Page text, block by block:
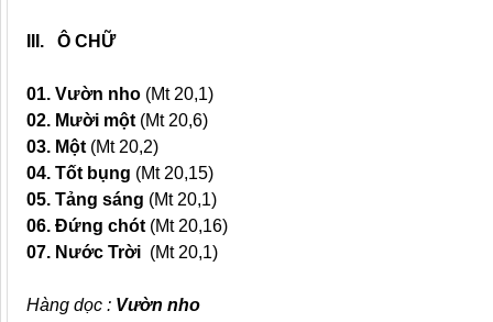
III. Ô CHỮ
01. Vườn nho (Mt 20,1)
02. Mười một (Mt 20,6)
03. Một (Mt 20,2)
04. Tốt bụng (Mt 20,15)
05. Tảng sáng (Mt 20,1)
06. Đứng chót (Mt 20,16)
07. Nước Trời (Mt 20,1)
Hàng dọc : Vườn nho